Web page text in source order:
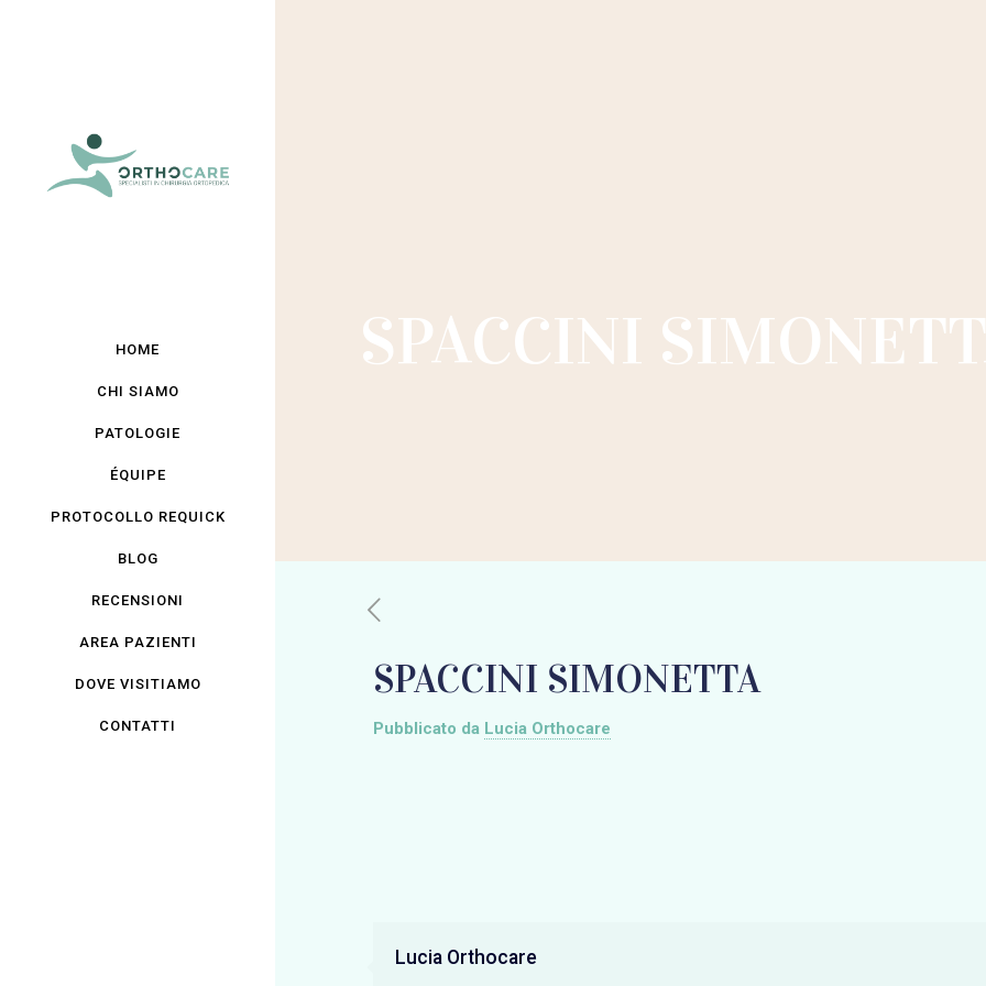
HOME
CHI SIAMO
PATOLOGIE
ÉQUIPE
PROTOCOLLO REQUICK
BLOG
RECENSIONI
AREA PAZIENTI
DOVE VISITIAMO
CONTATTI
SPACCINI
SPACCINI SIMONETTA
Pubblicato da Lucia Orthocare
Lucia Orthocare